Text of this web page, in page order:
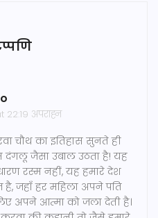
22:19 अपराह्न
चौथ का इतिहास सुनते ही
जैसा उबाल उठता है! यह
रस्म नहीं, यह हमारे देश
जहाँ हर महिला अपने पति
अपने आत्मा को जला देती है।